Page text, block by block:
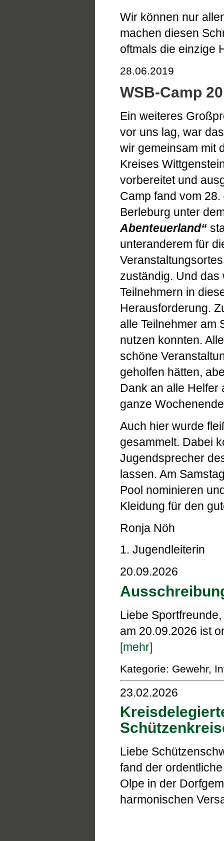
Wir können nur
machen diesen
oftmals die einzige
28.06.2019
WSB-Camp
Ein weiteres
vor uns lag, war
wir gemeinsam mit
Kreises
vorbereitet und
Camp fand vom
Berleburg unter
Abenteuerland“
unteranderem für
zuständig. Und das
Teilnehmern in
Herausforderung.
alle Teilnehmer am
nutzen konnten.
schöne
geholfen hätten,
Dank an alle Helfer
ganze
Auch hier wurde
gesammelt. Dabei
Jugendsprecher
lassen. Am
Pool nominieren
Kleidung für den
Ronja Nöh
1. Jugendleiterin
20.09.2026
Liebe
am 20.09.2026 ist
[mehr]
Kategorie: Gewehr,
23.02.2026
Liebe
fand der
Olpe in der
harmonischen